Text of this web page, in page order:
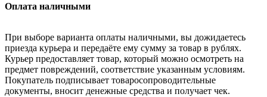
Оплата наличными
При выборе варианта оплаты наличными, вы дожидаетесь
приезда курьера и передаёте ему сумму за товар в рублях.
Курьер предоставляет товар, который можно осмотреть на
предмет повреждений, соответствие указанным условиям.
Покупатель подписывает товаросопроводительные
документы, вносит денежные средства и получает чек.